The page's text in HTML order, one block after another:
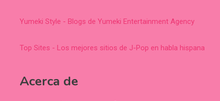
Yumeki Style - Blogs de Yumeki Entertainment Agency
Top Sites - Los mejores sitios de J-Pop en habla hispana
Acerca de